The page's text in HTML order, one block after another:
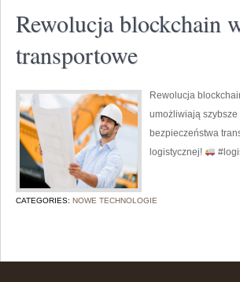
Rewolucja blockchain
transportowe
Rewolucja
umożliwiają szybsze
bezpieczeństwa
logistycznej!
CATEGORIES: NOWE TECHNOLOGIE